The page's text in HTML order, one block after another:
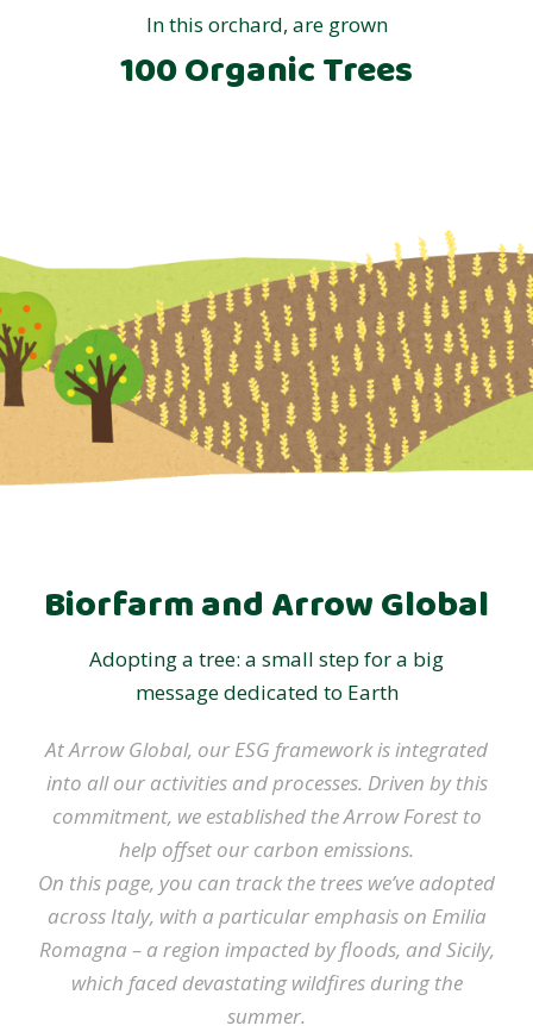
In this orchard, are grown
100 Organic Trees
Biorfarm and Arrow Global
Adopting a tree: a small step for a big
message dedicated to Earth
At Arrow Global, our ESG framework is integrated
into all our activities and processes. Driven by this
commitment, we established the Arrow Forest to
help offset our carbon emissions.
On this page, you can track the trees we’ve adopted
across Italy, with a particular emphasis on Emilia
Romagna – a region impacted by floods, and Sicily,
which faced devastating wildfires during the
summer.